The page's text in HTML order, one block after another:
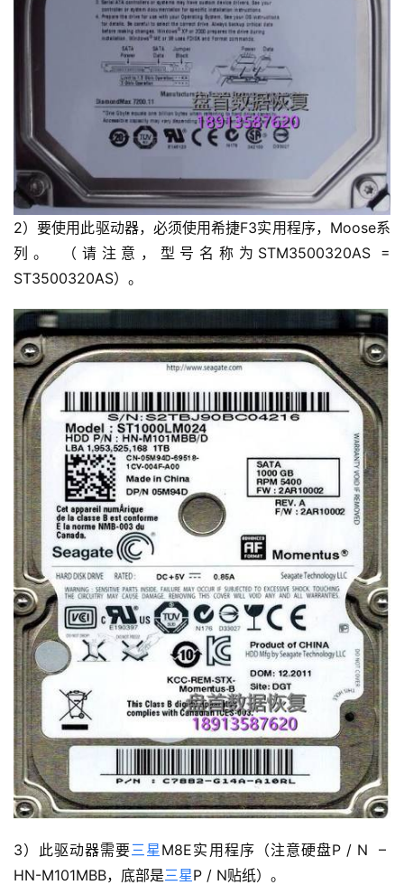
2）要使用此驱动器，必须使用希捷F3实用程序，Moose系
列。 （请注意，型号名称为STM3500320AS =
ST3500320AS）。
3）此驱动器需要三星 M8E实用程序（注意硬盘P / N –
HN-M101MBB，底部是三星P / N贴纸）。